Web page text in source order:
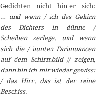
Gedichten nicht hinter sich:
… und wenn / ich das Gehirn
des Dichters in dünne /
Scheiben zerlege, und wenn
sich die / bunten Farbnuancen
auf dem Schirmbild // zeigen,
dann bin ich mir wieder gewiss:
/ das Hirn, das ist der reine
Beschiss.